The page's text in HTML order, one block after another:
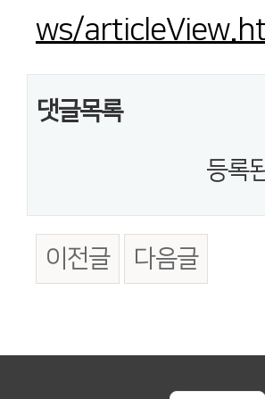
ws/
댓글목록
등록
이전글 다음글